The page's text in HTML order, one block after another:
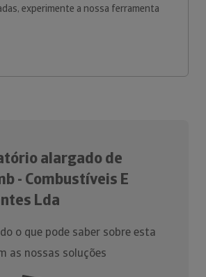
experimente a nossa ferramenta
alargado de
- Combustíveis E
Lda
o que pode saber sobre esta
as nossas soluções